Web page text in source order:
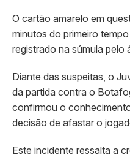
O cartão amarelo em
minutos do primeiro
registrado na súmula pelo
Diante das suspeitas, o
da partida contra o
confirmou o
decisão de afastar o
Este incidente ressalta a